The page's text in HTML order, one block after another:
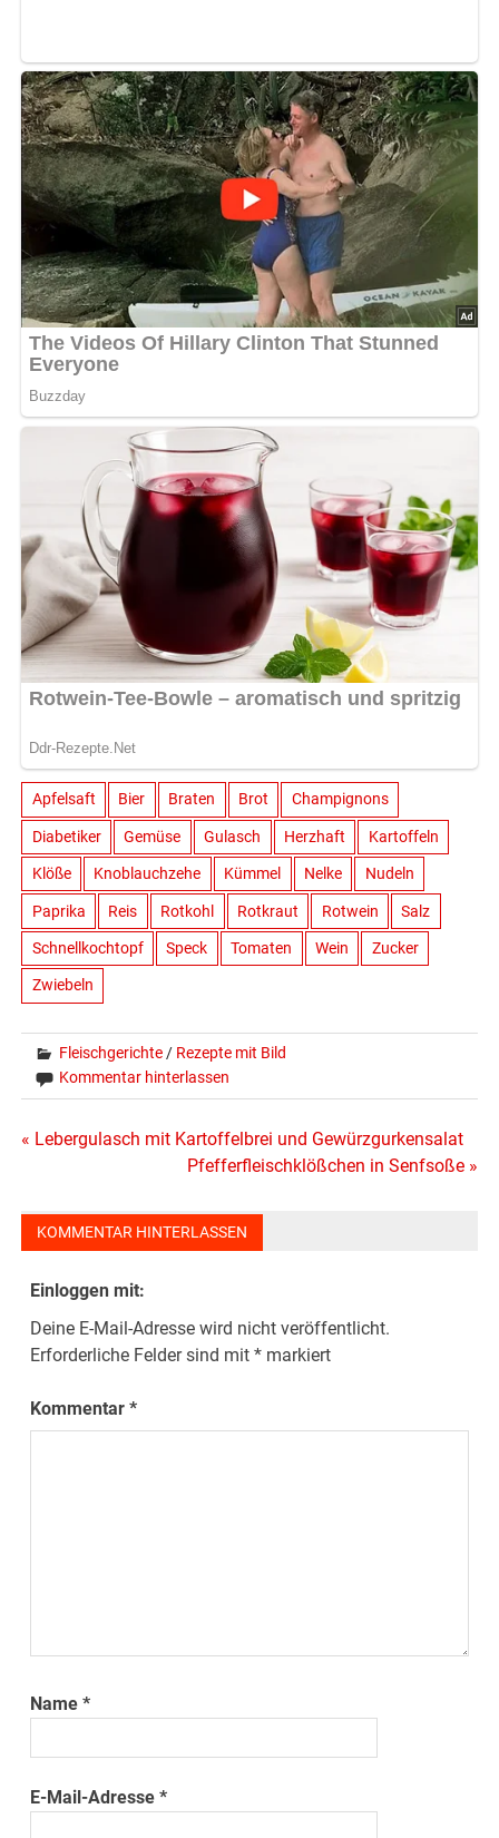
4.9/5(14 Bewertung)
Apfelsaft Bier Braten Brot Champignons
Diabetiker Gemüse Gulasch Herzhaft Kartoffeln
Klöße Knoblauchzehe Kümmel Nelke Nudeln
Paprika Reis Rotkohl Rotkraut Rotwein Salz
Schnellkochtopf Speck Tomaten Wein Zucker
Zwiebeln
Fleischgerichte / Rezepte mit Bild
Kommentar hinterlassen
Beitragsnavigation
« Lebergulasch mit Kartoffelbrei und Gewürzgurkensalat
Pfefferfleischklößchen in Senfsoße »
KOMMENTAR HINTERLASSEN
Einloggen mit:
Deine E-Mail-Adresse wird nicht veröffentlicht.
Erforderliche Felder sind mit* markiert
Kommentar*
Name*
E-Mail-Adresse*